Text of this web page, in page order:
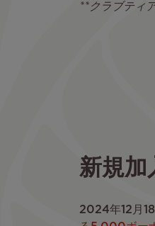
**クラブティ
新規
2024年12月